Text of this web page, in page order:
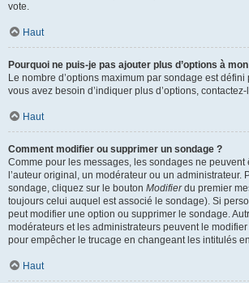
vote.
Haut
Pourquoi ne puis-je pas ajouter plus d’options à
Le nombre d’options maximum par sondage est défini
vous avez besoin d’indiquer plus d’options, contactez-
Haut
Comment modifier ou supprimer un sondage ?
Comme pour les messages, les sondages ne peuvent
l’auteur original, un modérateur ou un administrateur.
sondage, cliquez sur le bouton Modifierdu premier
toujours celui auquel est associé le sondage). Si
peut modifier une option ou supprimer le sondage.
modérateurs et les administrateurs peuvent le
pour empêcher le trucage en changeant les intitulés
Haut